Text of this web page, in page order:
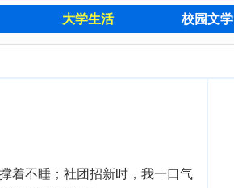
大学生活 校园文学
着不睡；社团招新时，我一口气